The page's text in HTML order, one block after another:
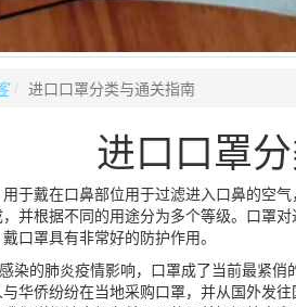
进口口罩分类与通关指南
进口口罩
于戴在口鼻部位用于过滤进入口鼻的空
并根据不同的用途分为多个等级。口罩
口罩具有非常好的防护作用。
染的肺炎疫情影响，口罩成了当前最紧
华侨纷纷在当地采购口罩，并从国外发